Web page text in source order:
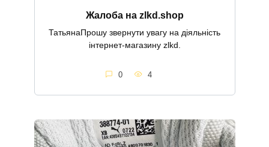
Жалоба на zlkd.shop
ТатьянаПрошу звернути увагу на діяльність
інтернет-магазину zlkd.
0 4